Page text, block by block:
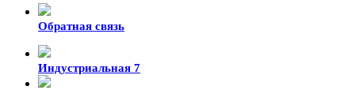
Обратная связь
Индустриальная 7